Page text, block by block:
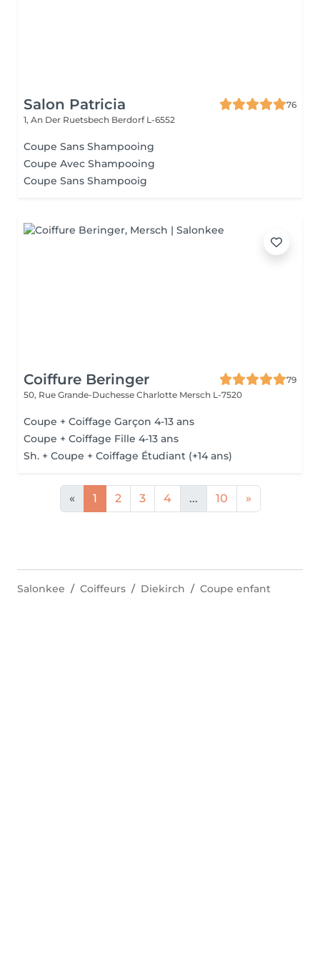
Salon Patricia
76
1, An Der Ruetsbech Berdorf L-6552
Coupe Sans Shampooing
Coupe Avec Shampooing
Coupe Sans Shampooig
Coiffure Beringer
79
50, Rue Grande-Duchesse Charlotte Mersch L-7520
Coupe + Coiffage Garçon 4-13 ans
Coupe + Coiffage Fille 4-13 ans
Sh. + Coupe + Coiffage Étudiant (+14 ans)
« 1 2 3 4 ... 10 »
Salonkee Coiffeurs Diekirch Coupe enfant